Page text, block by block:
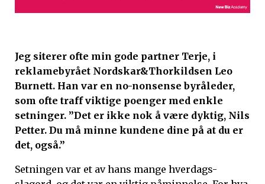
Jeg siterer ofte min gode partner Terje, i
reklamebyrået Nordskar&Thorkildsen Leo
Burnett. Han var en no-nonsense byråleder,
som ofte traff viktige poenger med enkle
setninger. ”Det er ikke nok å være dyktig, Nils
Petter. Du må minne kundene dine på at du er
det, også.”
Setningen var et av hans mange hverdags-